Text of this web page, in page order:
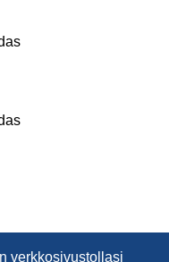
verkkosivustollasi